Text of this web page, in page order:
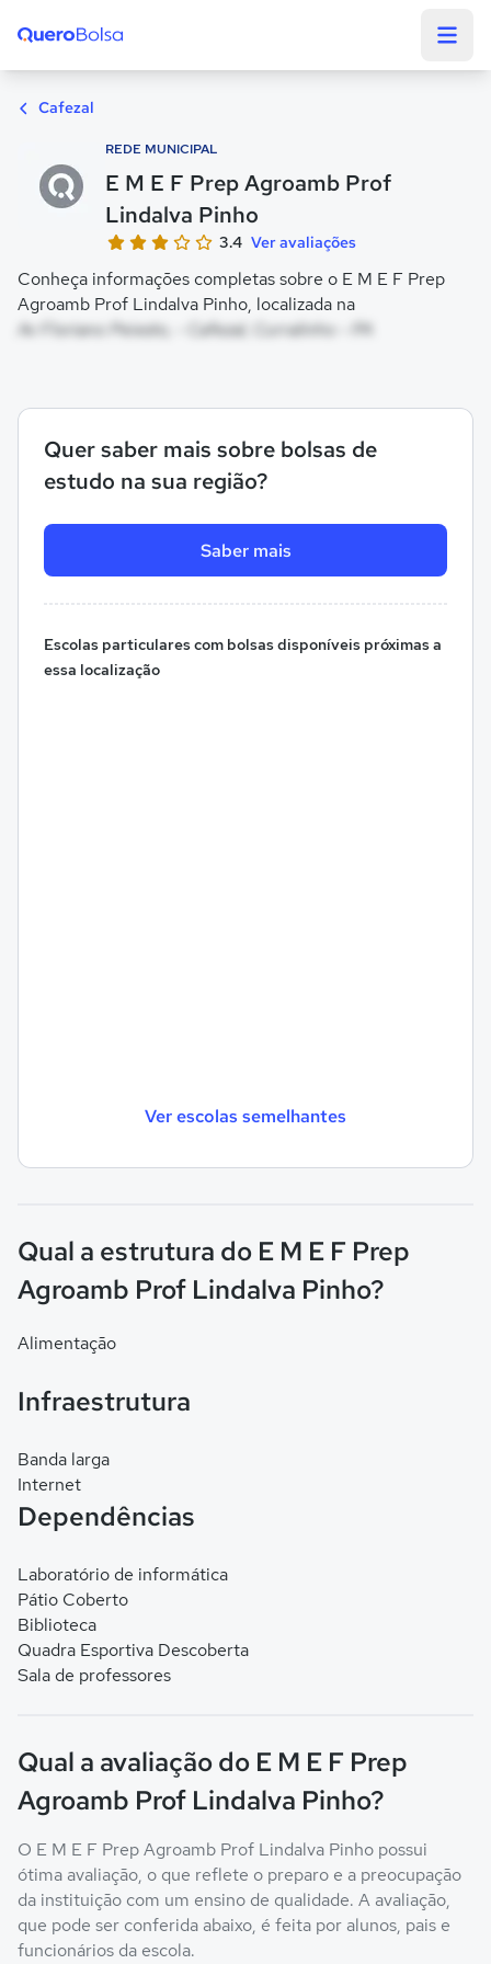
Cafezal
REDE MUNICIPAL
E M E F Prep Agroamb Prof
Lindalva Pinho
3.4 Ver avaliações
Conheça informações completas sobre o E M E F Prep
Agroamb Prof Lindalva Pinho, localizada na
Av Floriano Peixoto, - Cafezal, Curralinho - PA
Quer saber mais sobre bolsas de
estudo na sua região?
Saber mais
Escolas particulares com bolsas disponíveis próximas a
essa localização
Ver escolas semelhantes
Qual a estrutura do E M E F Prep
Agroamb Prof Lindalva Pinho?
Alimentação
Infraestrutura
Banda larga
Internet
Dependências
Laboratório de informática
Pátio Coberto
Biblioteca
Quadra Esportiva Descoberta
Sala de professores
Qual a avaliação do E M E F Prep
Agroamb Prof Lindalva Pinho?
O E M E F Prep Agroamb Prof Lindalva Pinho possui
ótima avaliação, o que reflete o preparo e a preocupação
da instituição com um ensino de qualidade. A avaliação,
que pode ser conferida abaixo, é feita por alunos, pais e
funcionários da escola.